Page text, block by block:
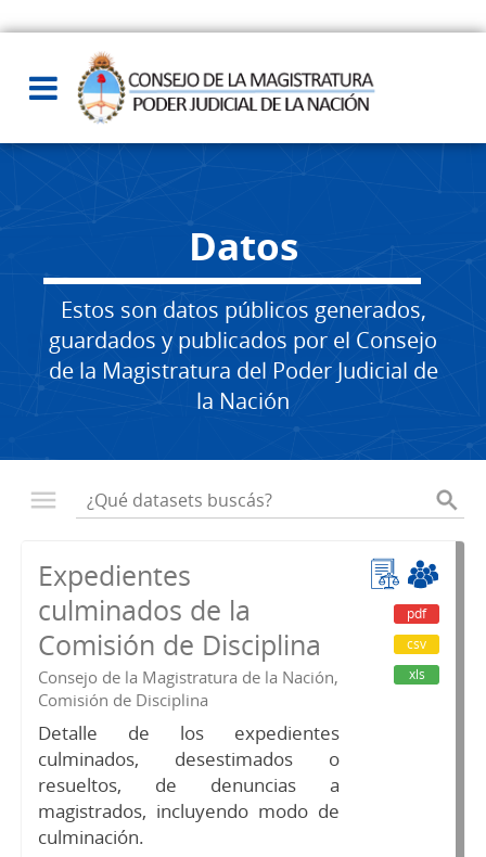
Datos
Estos son datos públicos generados,
guardados y publicados por el Consejo
de la Magistratura del Poder Judicial de
la Nación
Expedientes
culminados de la
Comisión de Disciplina
Consejo de la Magistratura de la Nación,
Comisión de Disciplina
Detalle de los expedientes
culminados, desestimados o
resueltos, de denuncias a
magistrados, incluyendo modo de
culminación.
pdf
csv
xls